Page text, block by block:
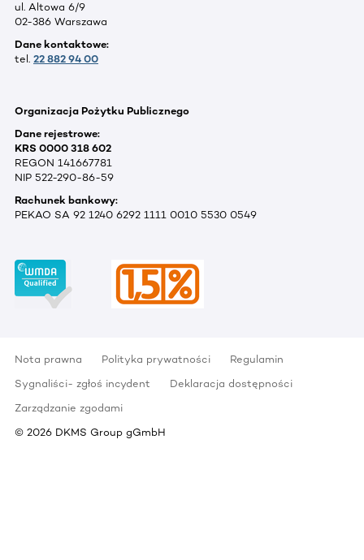
ul. Altowa 6/9
02-386 Warszawa
Dane kontaktowe:
tel. 22 882 94 00
Organizacja Pożytku Publicznego
Dane rejestrowe:
KRS 0000 318 602
REGON 141667781
NIP 522-290-86-59
Rachunek bankowy:
PEKAO SA 92 1240 6292 1111 0010 5530 0549
Nota prawna Polityka prywatności
Regulamin
Sygnaliści- zgłoś incydent
Deklaracja dostępności
Zarządzanie zgodami
© 2026 DKMS Group gGmbH